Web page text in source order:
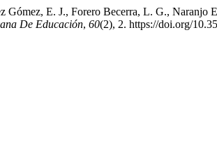
Gómez, E. J., Forero Becerra, L. G.,
De Educación, 60(2), 2. https://doi.org/